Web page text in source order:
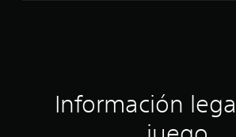
Información